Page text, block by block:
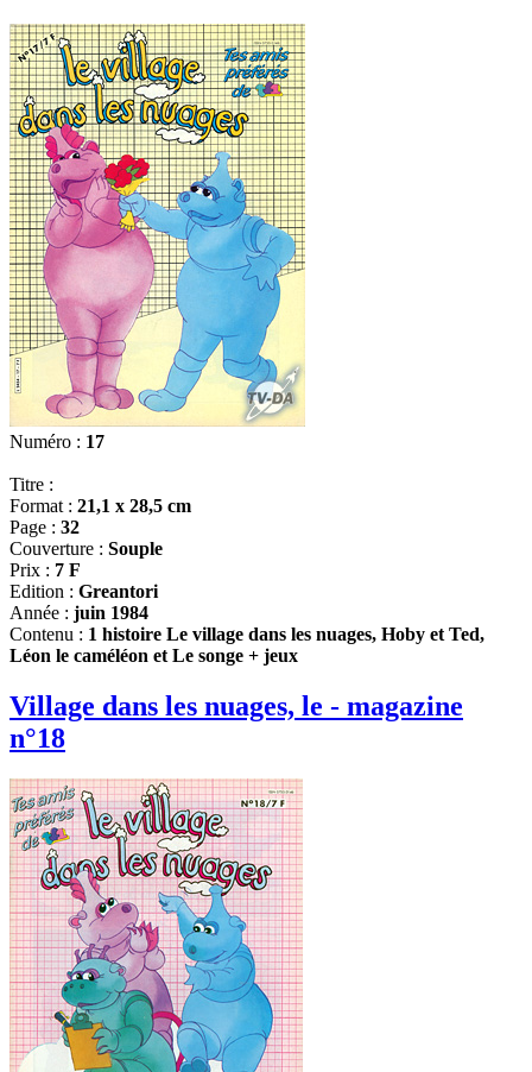
Numéro : 17
Titre :
Format : 21,1 x 28,5 cm
Page : 32
Couverture : Souple
Prix : 7 F
Edition : Greantori
Année : juin 1984
Contenu : 1 histoire Le village dans les nuages, Hoby et Ted,
Léon le caméléon et Le songe + jeux
Village dans les nuages, le - magazine
n°18